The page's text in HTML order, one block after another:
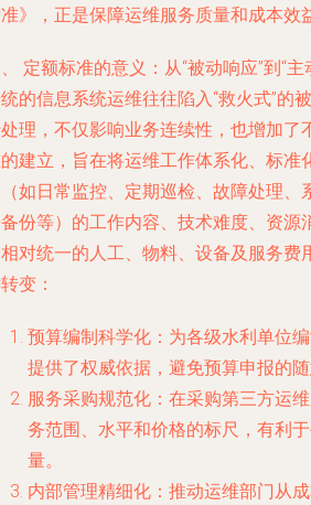
》，正是保障运维服务质量和成本效
定额标准的意义：从“被动响应”到“主
的信息系统运维往往陷入“救火式”的
理，不仅影响业务连续性，也增加了
建立，旨在将运维工作体系化、标准
如日常监控、定期巡检、故障处理、
份等）的工作内容、技术难度、资源
对统一的人工、物料、设备及服务费
变：
预算编制科学化：为各级水利单位
提供了权威依据，避免预算申报的随
服务采购规范化：在采购第三方运
务范围、水平和价格的标尺，有利
量。
内部管理精细化：推动运维部门从